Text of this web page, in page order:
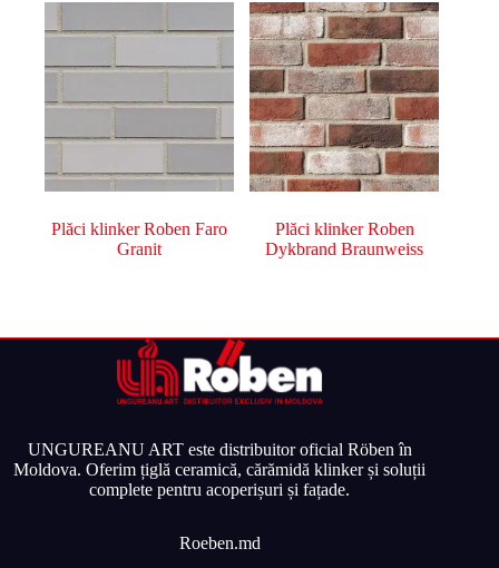
Plăci klinker Roben Faro
Granit
Plăci klinker Roben
Dykbrand Braunweiss
UNGUREANU ART este distribuitor oficial Röben în
Moldova. Oferim țiglă ceramică, cărămidă klinker și soluții
complete pentru acoperișuri și fațade.
Roeben.md